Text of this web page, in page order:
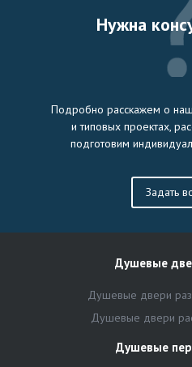
Нужна
Подробно расскажем о
и типовых проектах,
подготовим
Задать
Душевые
Душевые двери
Душевые двери
Душевые